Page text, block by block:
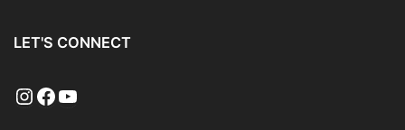
LET'S CONNECT